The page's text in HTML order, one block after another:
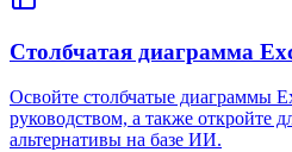
Столбчатая диаграмма
Освойте столбчатые диаграммы
руководством, а также откройте
альтернативы на базе ИИ.